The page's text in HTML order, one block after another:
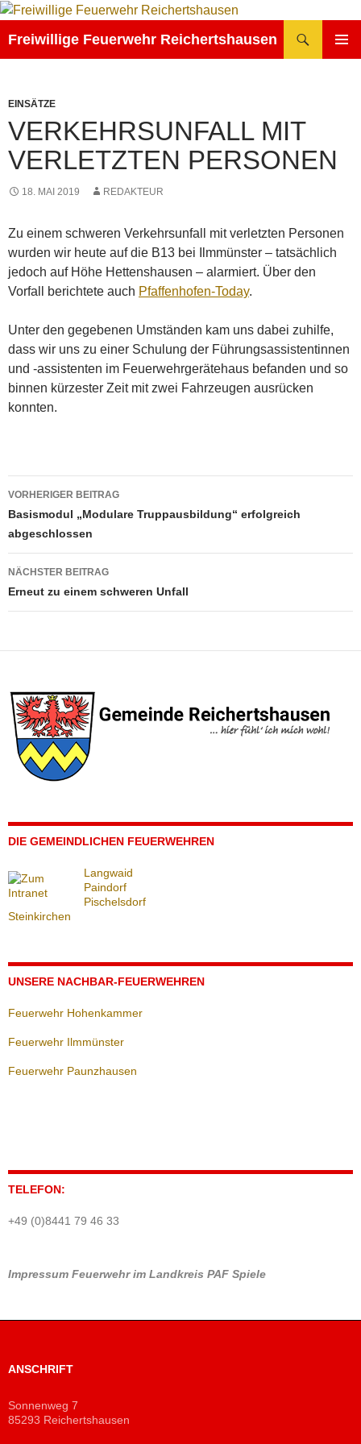
Zum
springen
Freiwillige Feuerwehr Reichertshausen
EINSÄTZE
VERKEHRSUNFALL MIT
VERLETZTEN PERSONEN
18. MAI 2019 REDAKTEUR
Zu einem schweren Verkehrsunfall mit verletzten Personen
wurden wir heute auf die B13 bei Ilmmünster – tatsächlich
jedoch auf Höhe Hettenshausen – alarmiert. Über den
Vorfall berichtete auch Pfaffenhofen-Today.
Unter den gegebenen Umständen kam uns dabei zuhilfe,
dass wir uns zu einer Schulung der Führungsassistentinnen
und -assistenten im Feuerwehrgerätehaus befanden und so
binnen kürzester Zeit mit zwei Fahrzeugen ausrücken
konnten.
Beitragsnavigation
VORHERIGER BEITRAG
Basismodul „Modulare Truppausbildung“ erfolgreich
abgeschlossen
NÄCHSTER BEITRAG
Erneut zu einem schweren Unfall
DIE GEMEINDLICHEN FEUERWEHREN
Langwaid
Paindorf
Pischelsdorf
Steinkirchen
UNSERE NACHBAR-FEUERWEHREN
Feuerwehr Hohenkammer
Feuerwehr Ilmmünster
Feuerwehr Paunzhausen
TELEFON:
+49 (0)8441 79 46 33
Impressum Feuerwehr im Landkreis PAF Spiele
ANSCHRIFT
Sonnenweg 7
85293 Reichertshausen